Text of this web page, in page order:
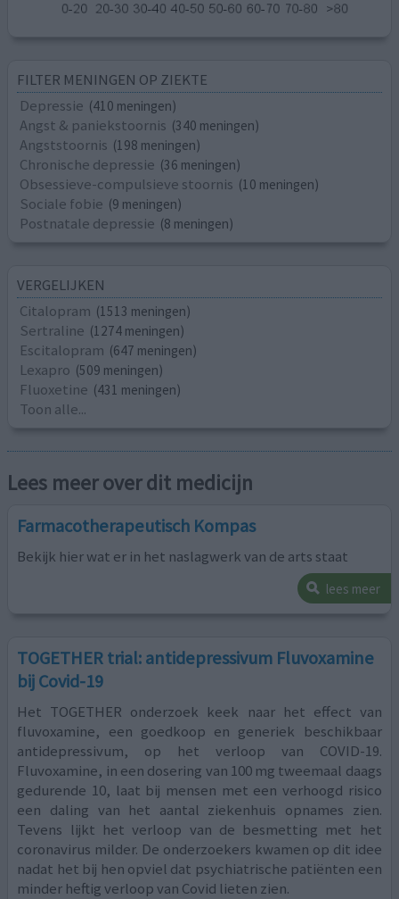
FILTER MENINGEN OP ZIEKTE
Depressie (410 meningen)
Angst & paniekstoornis (340 meningen)
Angststoornis (198 meningen)
Chronische depressie (36 meningen)
Obsessieve-compulsieve stoornis (10 meningen)
Sociale fobie (9 meningen)
Postnatale depressie (8 meningen)
VERGELIJKEN
Citalopram (1513 meningen)
Sertraline (1274 meningen)
Escitalopram (647 meningen)
Lexapro (509 meningen)
Fluoxetine (431 meningen)
Toon alle...
Lees meer over dit medicijn
Farmacotherapeutisch Kompas
Bekijk hier wat er in het naslagwerk van de arts staat
lees meer
TOGETHER trial: antidepressivum Fluvoxamine
bij Covid-19
Het TOGETHER onderzoek keek naar het effect van
fluvoxamine, een goedkoop en generiek beschikbaar
antidepressivum, op het verloop van COVID-19.
Fluvoxamine, in een dosering van 100 mg tweemaal daags
gedurende 10, laat bij mensen met een verhoogd risico
een daling van het aantal ziekenhuis opnames zien.
Tevens lijkt het verloop van de besmetting met het
coronavirus milder. De onderzoekers kwamen op dit idee
nadat het bij hen opviel dat psychiatrische patiënten een
minder heftig verloop van Covid lieten zien.